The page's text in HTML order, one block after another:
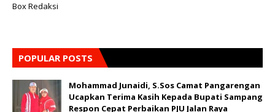
Box Redaksi
POPULAR POSTS
Mohammad Junaidi, S.Sos Camat Pangarengan
Ucapkan Terima Kasih Kepada Bupati Sampang
Respon Cepat Perbaikan PJU Jalan Raya